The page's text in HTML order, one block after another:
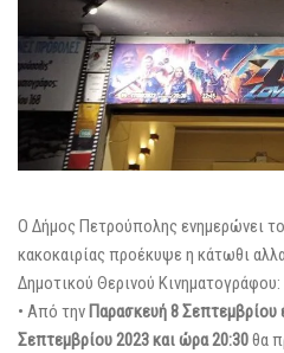
Ο Δήμος Πετρούπολης ενημερώνει
κακοκαιρίας προέκυψε η κάτωθι
Δημοτικού Θερινού Κινηματογράφου:
• Από την Παρασκευή 8 Σεπτεμβρίου
Σεπτεμβρίου 2023 και ώρα 20:30θα